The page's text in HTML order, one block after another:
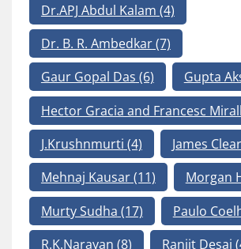
Dr.APJ Abdul Kalam (4)
Dr. B. R. Ambedkar(7)
Gaur Gopal Das (6) Gupta
Hector Gracia and Francesc
J.Krushnmurti (4) James Clear
Mehnaj Kausar(11) Morgan
Murty Sudha (17) Paulo
R.K.Narayan (8) Ranjit Desai